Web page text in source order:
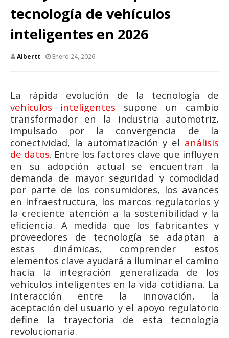
tecnología de vehículos
inteligentes en 2026
Albertt Enero 24, 2026
La rápida evolución de la tecnología de
vehículos inteligentes supone un cambio
transformador en la industria automotriz,
impulsado por la convergencia de la
conectividad, la automatización y el análisis
de datos. Entre los factores clave que influyen
en su adopción actual se encuentran la
demanda de mayor seguridad y comodidad
por parte de los consumidores, los avances
en infraestructura, los marcos regulatorios y
la creciente atención a la sostenibilidad y la
eficiencia. A medida que los fabricantes y
proveedores de tecnología se adaptan a
estas dinámicas, comprender estos
elementos clave ayudará a iluminar el camino
hacia la integración generalizada de los
vehículos inteligentes en la vida cotidiana. La
interacción entre la innovación, la
aceptación del usuario y el apoyo regulatorio
define la trayectoria de esta tecnología
revolucionaria.